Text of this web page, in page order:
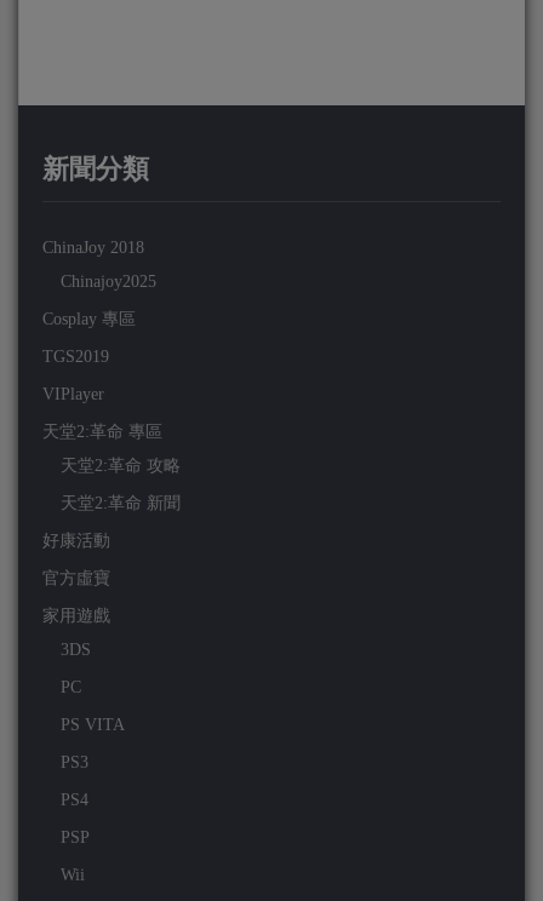
新聞分類
ChinaJoy 2018
Chinajoy2025
Cosplay 專區
TGS2019
VIPlayer
天堂2:革命 專區
天堂2:革命 攻略
天堂2:革命 新聞
好康活動
官方虛寶
家用遊戲
3DS
PC
PS VITA
PS3
PS4
PSP
Wii